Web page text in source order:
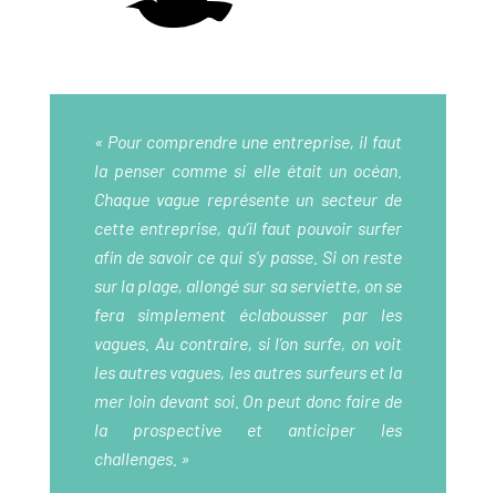
« Pour comprendre une entreprise, il faut
la penser comme si elle était un océan.
Chaque vague représente un secteur de
cette entreprise, qu’il faut pouvoir surfer
afin de savoir ce qui s’y passe. Si on reste
sur la plage, allongé sur sa serviette, on se
fera simplement éclabousser par les
vagues. Au contraire, si l’on surfe, on voit
les autres vagues, les autres surfeurs et la
mer loin devant soi. On peut donc faire de
la prospective et anticiper les
challenges. »